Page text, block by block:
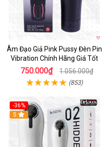
Âm Đạo Giả Pink Pussy Đèn Pin
Vibration Chính Hãng Giá Tốt
750.000₫ 1.056.000₫
(853)
-36%
Hot
5